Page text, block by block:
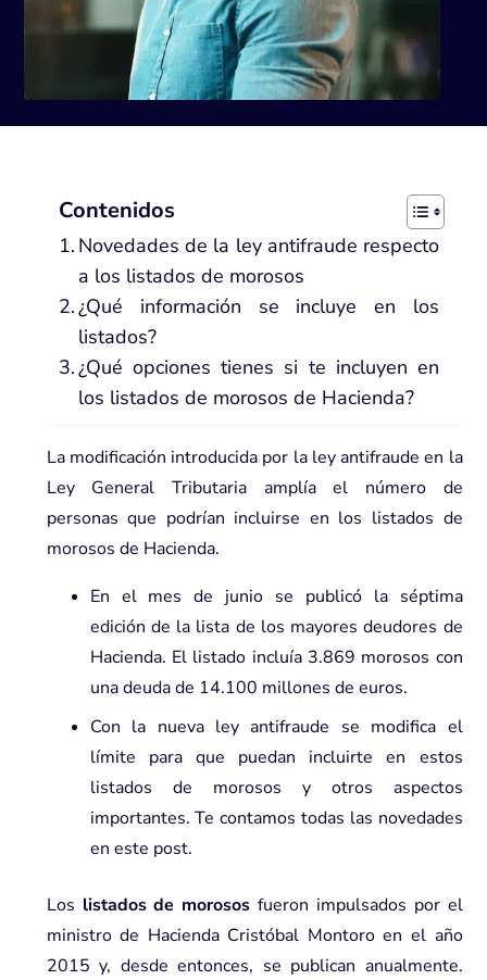
Contenidos
Novedades de la ley antifraude respecto
a los listados de morosos
¿Qué información se incluye en los
listados?
¿Qué opciones tienes si te incluyen en
los listados de morosos de Hacienda?
La modificación introducida por la ley antifraude en la
Ley General Tributaria amplía el número de
personas que podrían incluirse en los listados de
morosos de Hacienda.
En el mes de junio se publicó la séptima
edición de la lista de los mayores deudores de
Hacienda. El listado incluía 3.869 morosos con
una deuda de 14.100 millones de euros.
Con la nueva ley antifraude se modifica el
límite para que puedan incluirte en estos
listados de morosos y otros aspectos
importantes. Te contamos todas las novedades
en este post.
Los listados de morosos fueron impulsados por el
ministro de Hacienda Cristóbal Montoro en el año
2015 y, desde entonces, se publican anualmente.